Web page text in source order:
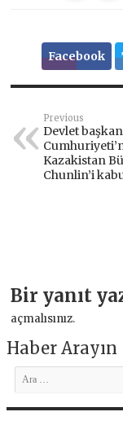
Facebook
Previous
Devlet
Kazakistan
Chunlin’i
Bir yanıt
açmalısınız.
Haber Arayın